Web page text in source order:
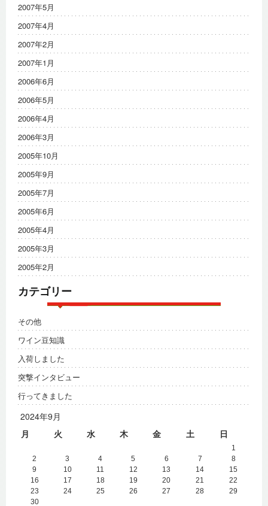
2007年5月
2007年4月
2007年2月
2007年1月
2006年6月
2006年5月
2006年4月
2006年3月
2005年10月
2005年9月
2005年7月
2005年6月
2005年4月
2005年3月
2005年2月
カテゴリー
その他
ワイン豆知識
入荷しました
突撃インタビュー
行ってきました
2024年9月
月
火 水 木 金 土 日
1
2
3 4 5 6 7
8
9
10 11 12 13 14
15
16
17 18 19 20 21
22
23
24 25 26 27 28
29
30